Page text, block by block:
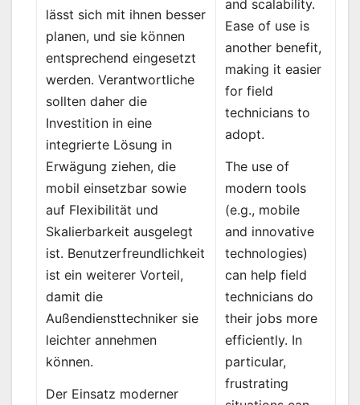
lässt sich mit ihnen besser
planen, und sie können
entsprechend eingesetzt
werden. Verantwortliche
sollten daher die
Investition in eine
integrierte Lösung in
Erwägung ziehen, die
mobil einsetzbar sowie
auf Flexibilität und
Skalierbarkeit ausgelegt
ist. Benutzerfreundlichkeit
ist ein weiterer Vorteil,
damit die
Außendiensttechniker sie
leichter annehmen
können.
Der Einsatz moderner
and scalability.
Ease of use is
another benefit,
making it easier
for field
technicians to
adopt.
The use of
modern tools
(e.g., mobile
and innovative
technologies)
can help field
technicians do
their jobs more
efficiently. In
particular,
frustrating